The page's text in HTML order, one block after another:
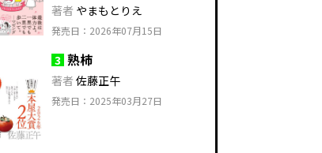
著者 やまもとりえ
発売日：2026年07月15日
3 熟柿
著者 佐藤正午
発売日：2025年03月27日